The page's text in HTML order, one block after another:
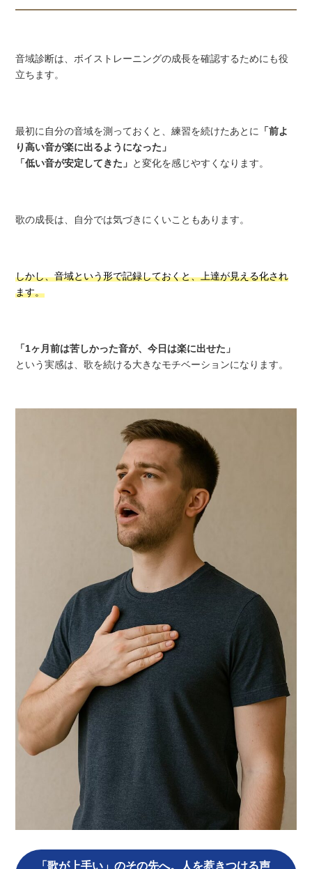
音域診断は、ボイストレーニングの成長を確認するためにも役
立ちます。
最初に自分の音域を測っておくと、練習を続けたあとに 「前よ
り高い音が楽に出るようになった」
「低い音が安定してきた」 と変化を感じやすくなります。
歌の成長は、自分では気づきにくいこともあります。
しかし、音域という形で記録しておくと、上達が見える化され
ます。
「1ヶ月前は苦しかった音が、今日は楽に出せた」
という実感は、歌を続ける大きなモチベーションになります。
「歌が上手い」のその先へ。人を惹きつける声